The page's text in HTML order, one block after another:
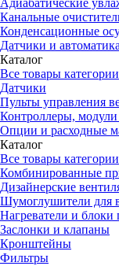
Адиабатические
Канальные
Конденсационные
Датчики и автоматика
Каталог
Все товары категории
Датчики
Пульты управления
Контроллеры, модули
Опции и расходные
Каталог
Все товары категории
Комбинированные
Дизайнерские
Шумоглушители для
Нагреватели и блоки
Заслонки и клапаны
Кронштейны
Фильтры